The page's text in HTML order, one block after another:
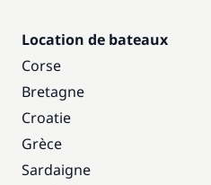
Location de bateaux
Corse
Bretagne
Croatie
Grèce
Sardaigne